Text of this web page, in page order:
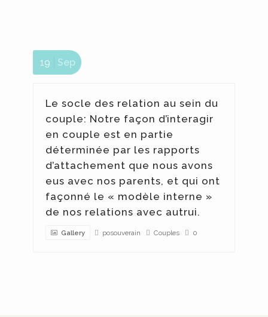
Le socle des relation au sein du
couple: Notre façon d’interagir
en couple est en partie
déterminée par les rapports
d’attachement que nous avons
eus avec nos parents, et qui ont
façonné le « modèle interne »
de nos relations avec autrui.
Gallery posouverain Couples 0
19 Sep